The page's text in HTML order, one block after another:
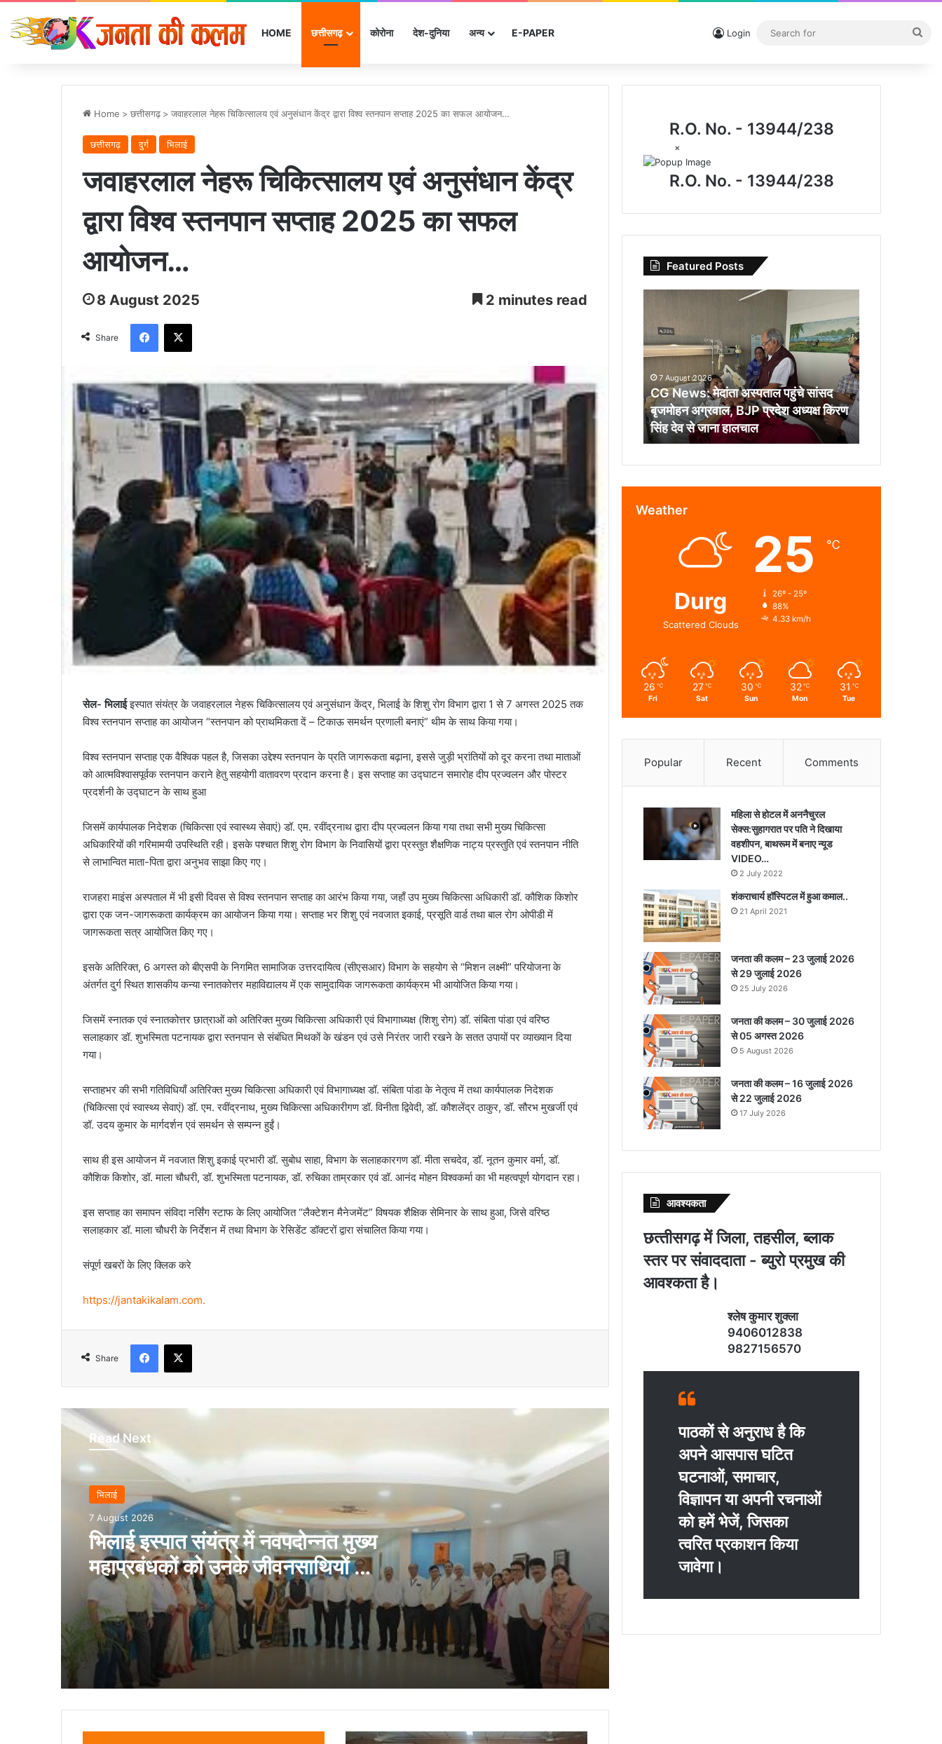
HOME छत्तीसगढ़ कोरोना देश-दुनिया अन्‍य E-PAPER Login
Home > छत्तीसगढ़ > जवाहरलाल नेहरू चिकित्सालय एवं अनुसंधान केंद्र द्वारा विश्व स्तनपान सप्ताह 2025 का सफल आयोजन…
छत्तीसगढ़ दुर्ग भिलाई
जवाहरलाल नेहरू चिकित्सालय एवं अनुसंधान केंद्र
द्वारा विश्व स्तनपान सप्ताह 2025 का सफल
आयोजन…
8 August 2025 2 minutes read
Share
Facebook
X
सेल- भिलाईइस्पात संयंत्र के जवाहरलाल नेहरू चिकित्सालय एवं अनुसंधान केंद्र, भिलाई के शिशु रोग विभाग द्वारा 1 से 7 अगस्त 2025 तक
विश्व स्तनपान सप्ताह का आयोजन “स्तनपान को प्राथमिकता दें – टिकाऊ समर्थन प्रणाली बनाएं” थीम के साथ किया गया।
विश्व स्तनपान सप्ताह एक वैश्विक पहल है, जिसका उद्देश्य स्तनपान के प्रति जागरूकता बढ़ाना, इससे जुड़ी भ्रांतियों को दूर करना तथा माताओं
को आत्मविश्वासपूर्वक स्तनपान कराने हेतु सहयोगी वातावरण प्रदान करना है। इस सप्ताह का उद्घाटन समारोह दीप प्रज्वलन और पोस्टर
प्रदर्शनी के उद्घाटन के साथ हुआ
जिसमें कार्यपालक निदेशक (चिकित्सा एवं स्वास्थ्य सेवाएं) डॉ. एम. रवींद्रनाथ द्वारा दीप प्रज्वलन किया गया तथा सभी मुख्य चिकित्सा
अधिकारियों की गरिमामयी उपस्थिति रही। इसके पश्चात शिशु रोग विभाग के निवासियों द्वारा प्रस्तुत शैक्षणिक नाट्य प्रस्तुति एवं स्तनपान नीति
से लाभान्वित माता-पिता द्वारा अनुभव साझा किए गए।
राजहरा माइंस अस्पताल में भी इसी दिवस से विश्व स्तनपान सप्ताह का आरंभ किया गया, जहाँ उप मुख्य चिकित्सा अधिकारी डॉ. कौशिक किशोर
द्वारा एक जन-जागरूकता कार्यक्रम का आयोजन किया गया। सप्ताह भर शिशु एवं नवजात इकाई, प्रसूति वार्ड तथा बाल रोग ओपीडी में
जागरूकता सत्र आयोजित किए गए।
इसके अतिरिक्त, 6 अगस्त को बीएसपी के निगमित सामाजिक उत्तरदायित्व (सीएसआर) विभाग के सहयोग से “मिशन लक्ष्मी” परियोजना के
अंतर्गत दुर्ग स्थित शासकीय कन्या स्नातकोत्तर महाविद्यालय में एक सामुदायिक जागरूकता कार्यक्रम भी आयोजित किया गया।
जिसमें स्नातक एवं स्नातकोत्तर छात्राओं को अतिरिक्त मुख्य चिकित्सा अधिकारी एवं विभागाध्यक्ष (शिशु रोग) डॉ. संबिता पांडा एवं वरिष्ठ
सलाहकार डॉ. शुभस्मिता पटनायक द्वारा स्तनपान से संबंधित मिथकों के खंडन एवं उसे निरंतर जारी रखने के सतत उपायों पर व्याख्यान दिया
गया।
सप्ताहभर की सभी गतिविधियाँ अतिरिक्त मुख्य चिकित्सा अधिकारी एवं विभागाध्यक्ष डॉ. संबिता पांडा के नेतृत्व में तथा कार्यपालक निदेशक
(चिकित्सा एवं स्वास्थ्य सेवाएं) डॉ. एम. रवींद्रनाथ, मुख्य चिकित्सा अधिकारीगण डॉ. विनीता द्विवेदी, डॉ. कौशलेंद्र ठाकुर, डॉ. सौरभ मुखर्जी एवं
डॉ. उदय कुमार के मार्गदर्शन एवं समर्थन से सम्पन्न हुईं।
साथ ही इस आयोजन में नवजात शिशु इकाई प्रभारी डॉ. सुबोध साहा, विभाग के सलाहकारगण डॉ. मीता सचदेव, डॉ. नूतन कुमार वर्मा, डॉ.
कौशिक किशोर, डॉ. माला चौधरी, डॉ. शुभस्मिता पटनायक, डॉ. रुचिका ताम्रकार एवं डॉ. आनंद मोहन विश्वकर्मा का भी महत्वपूर्ण योगदान रहा।
इस सप्ताह का समापन संविदा नर्सिंग स्टाफ के लिए आयोजित “लैक्टेशन मैनेजमेंट” विषयक शैक्षिक सेमिनार के साथ हुआ, जिसे वरिष्ठ
सलाहकार डॉ. माला चौधरी के निर्देशन में तथा विभाग के रेसिडेंट डॉक्टरों द्वारा संचालित किया गया।
संपूर्ण खबरों के लिए क्लिक करे
https://jantakikalam.com.
Share
Facebook
X
Read Next
भिलाई
7 August 2026
भिलाई इस्पात संयंत्र में नवपदोन्नत मुख्य
महाप्रबंधकों को उनके जीवनसाथियों की
उपस्थिति में पदोन्नति आदेश प्रदान किये
गये
सुरक्षा कार्यशाला’’ का आयोजन…
रिकॉर्ड
नेहरू आर्ट गैलरी में छायाकार हिमांशु वर्मा की एकल
छायाचित्र प्रदर्शनी उद्घाटित
दीक्षारंभ में शिक्षा मंत्री गजेन्द्र यादव ने नवप्रवेशी
छात्राओं का तिलक लगाकर विद्यार्थियों से किये
आत्मीय संवाद
राष्ट्रीय क्रिटिकल मिनरल मिशन पर सांसद
बृजमोहन अग्रवाल ने रखा छत्तीसगढ़ को भारत की
ऊर्जा सुरक्षा एवं भविष्य की क्रिटिकल मिनरल
अर्थव्यवस्था का अग्रणी राज्य बनाने का विजन
“आज का युवा नौकरी माँगने वाला नहीं, नौकरी देने
वाला बने”- विधायक ललित चंद्राकर
अयोध्या में राम मंदिर भूमि पूजन की स्मृति में रिसाली
टी
R.O. No. - 13944/238
×
R.O. No. - 13944/238
Featured Posts
मेदांता
अस्पताल
पहुंचे
बृजमोहन
अग्रवाल,
BJP
प्रदेश
अध्यक्ष
देव
जाना
7 August 2026
CG News: मेदांता अस्पताल पहुंचे सांसद
बृजमोहन अग्रवाल, BJP प्रदेश अध्यक्ष किरण
सिंह देव से जाना हालचाल
Weather
Durg
Scattered Clouds
25 ℃
26º - 25º
88%
4.33 km/h
26 ℃
Fri
27 ℃
Sat
30 ℃
Sun
32 ℃
Mon
31 ℃
Tue
Popular Recent Comments
महिला से होटल में अननैचुरल
सेक्स:सुहागरात पर पति ने दिखाया
वहशीपन, बाथरूम में बनाए न्यूड
VIDEO…
2 July 2022
शंकराचार्य हॉस्पिटल में हुआ कमाल..
21 April 2021
जनता की कलम – 23 जुलाई 2026
से 29 जुलाई 2026
25 July 2026
जनता की कलम – 30 जुलाई 2026
से 05 अगस्त 2026
5 August 2026
जनता की कलम – 16 जुलाई 2026
से 22 जुलाई 2026
17 July 2026
आवश्‍यकता
छत्‍तीसगढ़ में जिला, तहसील, ब्‍लाक
स्‍तर पर संवाददाता - ब्‍युरो प्रमुख की
आवश्‍कता है।
श्‍लेष कुमार शुक्‍ला
9406012838
9827156570
पाठकों से अनुराध है कि
अपने आसपास घटित
घटनाओं, समाचार,
विज्ञापन या अपनी रचनाओं
को हमें भेजें, जिसका
त्‍वरित प्रकाशन किया
जावेगा।